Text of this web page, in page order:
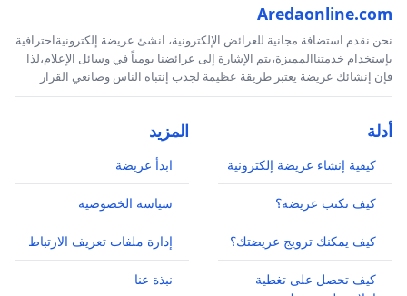
Aredaonline.com
نحن نقدم استضافة مجانية للعرائض الإلكترونية، انشئ عريضة إلكترونيةاحترافية
بإستخدام خدمتناالمميزة،يتم الإشارة إلى عرائضنا يومياً في وسائل الإعلام،لذا
فإن إنشائك عريضة يعتبر طريقة عظيمة لجذب إنتباه الناس وصانعي القرار
أدلة
كيفية إنشاء عريضة إلكترونية
كيف تكتب عريضة؟
كيف يمكنك ترويج عريضتك؟
كيف تحصل على تغطية
المزيد
ابدأ عريضة
سياسة الخصوصية
إدارة ملفات تعريف الارتباط
نبذة عنا